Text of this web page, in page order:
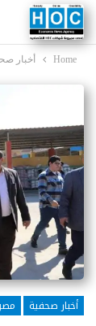
Home أخبار
أخبار صحفية
مصر